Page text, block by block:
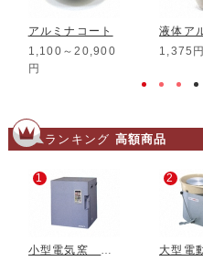
アルミナコート
1,100～20,900
円
1,375円
ランキング 高額商品
1
小型電気窯 DMT-01
2